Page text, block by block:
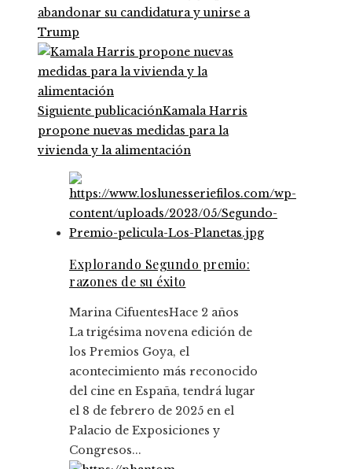
abandonar su candidatura y unirse a
Trump
Siguiente publicaciónKamala Harris
propone nuevas medidas para la
vivienda y la alimentación
Explorando Segundo premio:
razones de su éxito
Marina CifuentesHace 2 años
La trigésima novena edición de
los Premios Goya, el
acontecimiento más reconocido
del cine en España, tendrá lugar
el 8 de febrero de 2025 en el
Palacio de Exposiciones y
Congresos...